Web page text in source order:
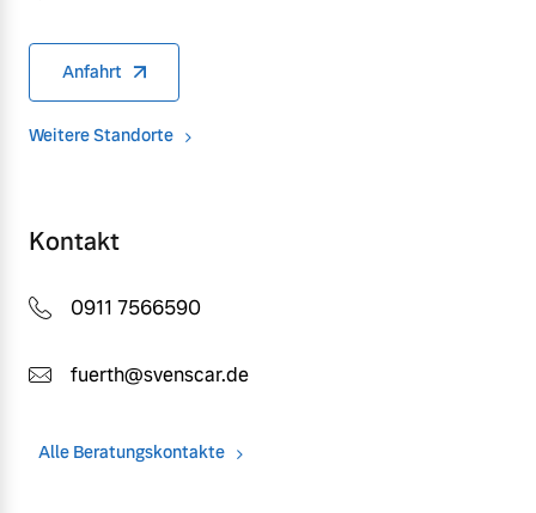
Anfahrt
Weitere Standorte
Kontakt
0911 7566590
fuerth@svenscar.de
Alle Beratungskontakte